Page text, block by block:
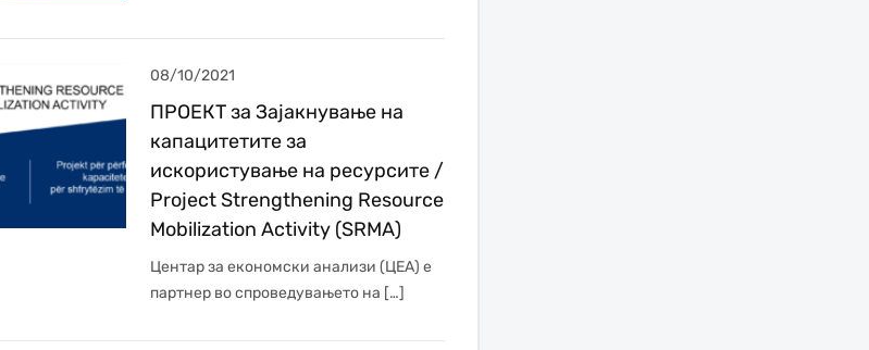
08/10/2021
ПРОЕКТ за Зајакнување на
капацитетите за
искористување на ресурсите /
Project Strengthening Resource
Mobilization Activity (SRMA)
Центар за економски анализи (ЦЕА) е
партнер во спроведувањето на […]